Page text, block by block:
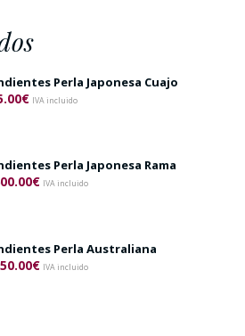
Perla Japonesa Cuajo
€ IVA incluido
Perla Japonesa Rama
€ IVA incluido
Perla Australiana
€ IVA incluido